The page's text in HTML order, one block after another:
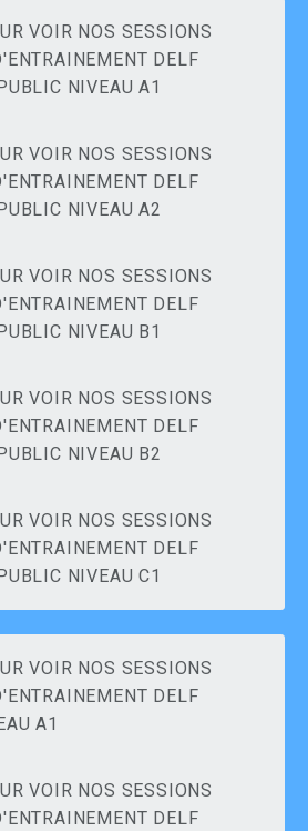
VOIR NOS SESSIONS
DELF
NIVEAU A1
VOIR NOS SESSIONS
DELF
NIVEAU A2
VOIR NOS SESSIONS
DELF
NIVEAU B1
VOIR NOS SESSIONS
DELF
NIVEAU B2
VOIR NOS SESSIONS
DELF
NIVEAU C1
VOIR NOS SESSIONS
DELF
A1
VOIR NOS SESSIONS
DELF